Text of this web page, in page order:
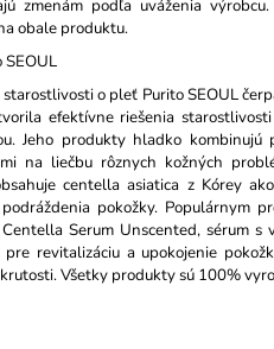
zmenám podľa uváženia
obale produktu.
starostlivosti o pleť Purito SEOUL
efektívne riešenia
Jeho produkty hladko
na liečbu rôznych kožných
centella asiatica z Kórey
pokožky. Populárnym
Serum Unscented, sérum
revitalizáciu a upokojenie
Všetky produkty sú 100%